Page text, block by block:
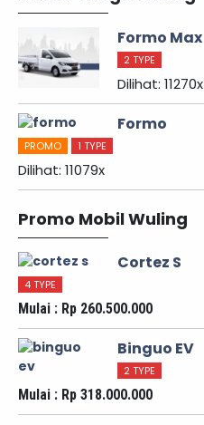
Formo Max
2 TYPE
Dilihat: 11270x
Formo
PROMO 1 TYPE
Dilihat: 11079x
Promo Mobil Wuling
Cortez S
4 TYPE
Mulai : Rp 260.500.000
Binguo EV
2 TYPE
Mulai : Rp 318.000.000